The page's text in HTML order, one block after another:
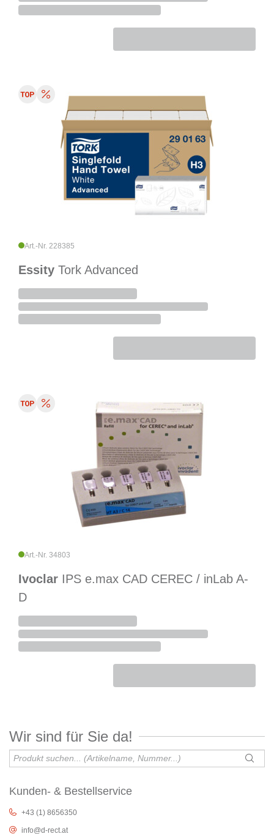
Art.-Nr. 228385
Essity Tork Advanced
Art.-Nr. 34803
Ivoclar IPS e.max CAD CEREC / inLab A-
D
Wir sind für Sie da!
Kunden- & Bestellservice
+43 (1) 8656350
info@d-rect.at